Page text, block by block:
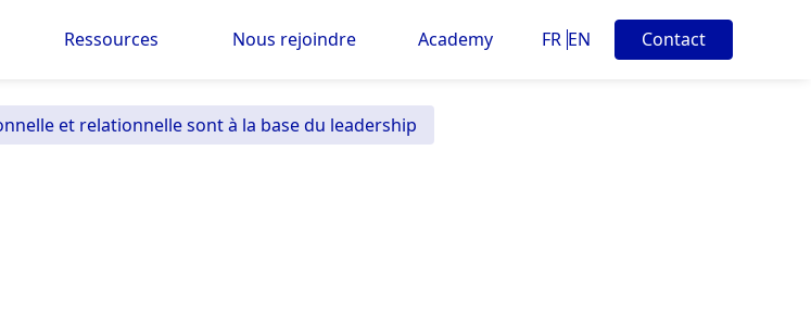
Ressources Nous rejoindre Academy FR EN Contact
et relationnelle sont à la base du leadership